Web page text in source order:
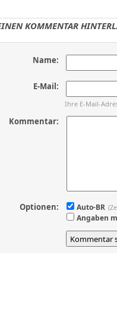
KOMMENTAR
Name:
E-Mail:
Ihre E-Mail-
Kommentar:
Optionen: Auto-BR
Angaben